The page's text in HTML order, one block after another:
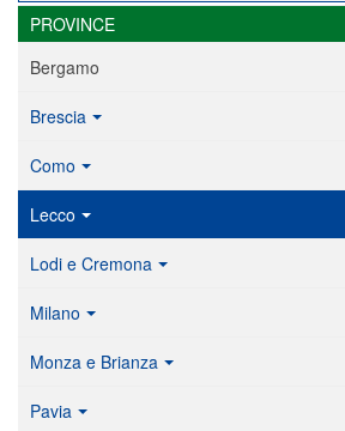
PROVINCE
Bergamo
Brescia
Como
Lecco
Lodi e Cremona
Milano
Monza e Brianza
Pavia